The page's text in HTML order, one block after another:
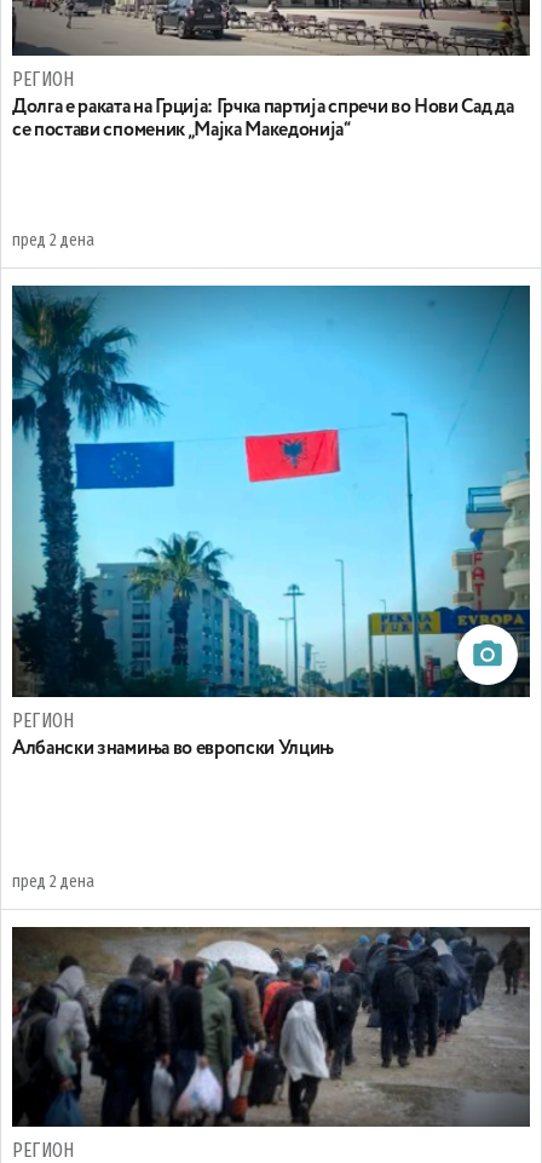
РЕГИОН
Долга е раката на Грција: Грчка партија спречи во Нови Сад да
се постави споменик „Мајка Македонија“
пред 2 дена
РЕГИОН
Aлбански знамиња во европски Улцињ
пред 2 дена
РЕГИОН